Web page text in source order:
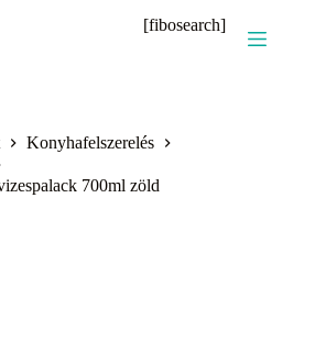
[fibosearch]
Konyhafelszerelés
700ml zöld